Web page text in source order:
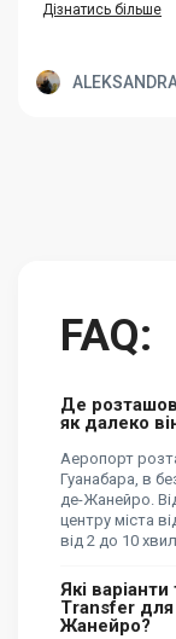
Дізнатись більше
FAQ:
Де
як далеко
Аеропорт
Гуанабара, в
де-Жанейро.
центру міста
від 2 до 10
Які
Transfer для
Жанейро?